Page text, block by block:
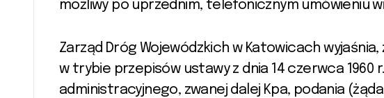
możliwy po uprzednim, telefonicznym umówieniu
Zarząd Dróg Wojewódzkich w Katowicach wyjaśnia, że w sprawach prowadzonych
w trybie przepisów ustawy z dnia 14 czerwca 1960
administracyjnego, zwanej dalej Kpa, podania